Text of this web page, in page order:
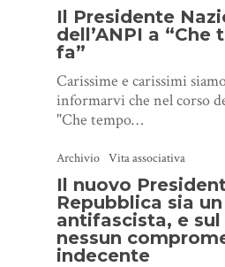
Il Presidente
dell’ANPI a “Che
fa”
Carissime e carissimi
informarvi che nel corso
"Che tempo…
Archivio Vita associativa
Il nuovo
Repubblica sia
antifascista, e sul
nessun
indecente